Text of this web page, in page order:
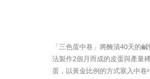
「三色蛋中卷」將醃漬40天的
法製作2個月而成的皮蛋與產量
蛋，以黃金比例的方式塞入中卷